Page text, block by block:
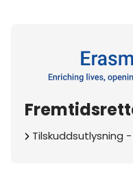
Tilskuddsutlysning -